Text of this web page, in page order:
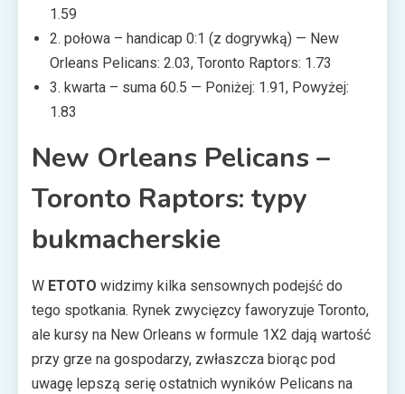
1.59
2. połowa – handicap 0:1 (z dogrywką) — New
Orleans Pelicans: 2.03, Toronto Raptors: 1.73
3. kwarta – suma 60.5 — Poniżej: 1.91, Powyżej:
1.83
New Orleans Pelicans –
Toronto Raptors: typy
bukmacherskie
W ETOTO widzimy kilka sensownych podejść do
tego spotkania. Rynek zwycięzcy faworyzuje Toronto,
ale kursy na New Orleans w formule 1X2 dają wartość
przy grze na gospodarzy, zwłaszcza biorąc pod
uwagę lepszą serię ostatnich wyników Pelicans na